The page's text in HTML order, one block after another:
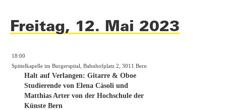
Freitag, 12. Mai 2023
18:00
Spittelkapelle im Burgerspital, Bahnhofplatz 2, 3011 Bern
Halt auf Verlangen: Gitarre & Oboe
Studierende von Elena Càsoli und
Matthias Arter von der Hochschule der
Künste Bern